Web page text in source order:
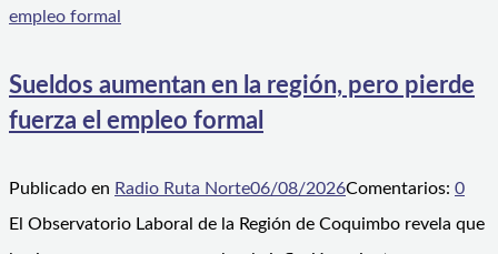
Sueldos aumentan en la región, pero pierde
fuerza el empleo formal
Publicado en Radio Ruta Norte06/08/2026Comentarios: 0
El Observatorio Laboral de la Región de Coquimbo revela que